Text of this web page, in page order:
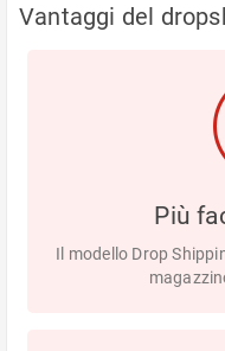
Vantaggi del
Più
Il modello Drop